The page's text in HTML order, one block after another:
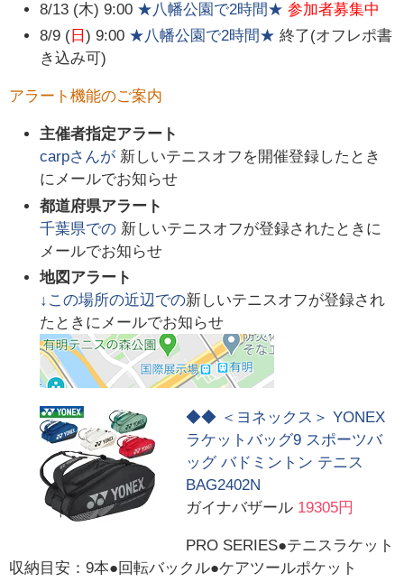
8/13 (木) 9:00 ★八幡公園で2時間★ 参加者募集中
8/9 ( 日) 9:00 ★八幡公園で2時間★ 終了(オフレポ書
き込み可)
アラート機能のご案内
主催者指定アラート
carpさんが 新しいテニスオフを開催登録したとき
にメールでお知らせ
都道府県アラート
千葉県での 新しいテニスオフが登録されたときに
メールでお知らせ
地図アラート
↓この場所の近辺での新しいテニスオフが登録され
たときにメールでお知らせ
◆◆ ＜ヨネックス＞ YONEX
ラケットバッグ9 スポーツバ
ッグ バドミントン テニス
BAG2402N
ガイナバザール 19305円
PRO SERIES●テニスラケット
収納目安：9本●回転バックル●ケアツールポケット